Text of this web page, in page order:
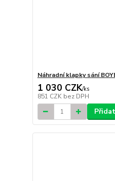
Náhradní klapky sání
1 030 CZK/ks
851 CZK bez DPH